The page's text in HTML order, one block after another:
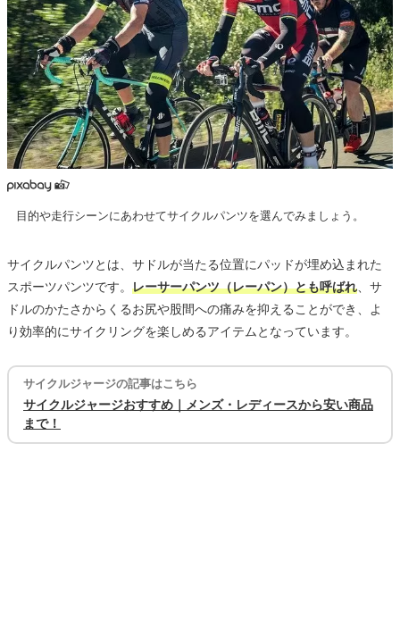
目的や走行シーンにあわせてサイクルパンツを選んでみましょう。
サイクルパンツとは、サドルが当たる位置にパッドが埋め込まれた
スポーツパンツです。 レーサーパンツ（レーパン）とも呼ばれ 、サ
ドルのかたさからくるお尻や股間への痛みを抑えることができ、よ
り効率的にサイクリングを楽しめるアイテムとなっています。
サイクルジャージの記事はこちら
サイクルジャージおすすめ｜メンズ・レディースから安い商品
まで！